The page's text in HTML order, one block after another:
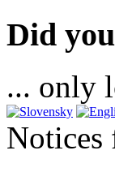
Did
... only
Notices